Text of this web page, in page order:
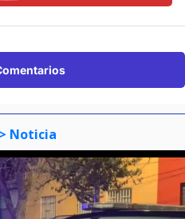
> Noticia